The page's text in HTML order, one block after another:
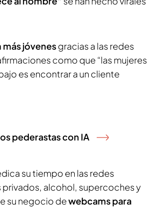
jóvenesgracias a las redes
como que “las mujeres
es encontrar a un cliente
pederastas con IA
su tiempo en las redes
alcohol, supercoches y
su negocio dewebcams para